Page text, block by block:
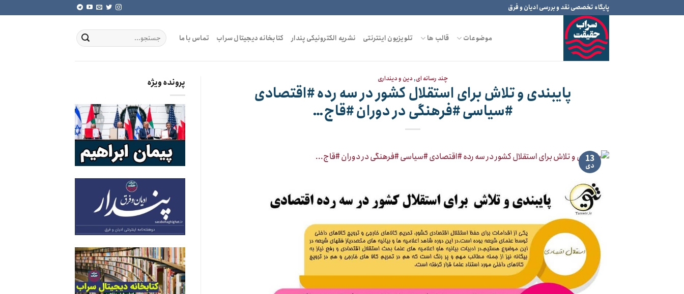
to
پایگاه تخصصی نقد و بررسی ادیان و فرق
موضوعات قالب ها تلویزیون اینترنتی نشریه الکترونیکی پندار کتابخانه دیجیتال سراب تماس با ما
چند رسانه ای,دین و دینداری
پایبندی و تلاش برای استقلال کشور در سه رده #اقتصادی
#سیاسی #فرهنگی در دوران #قاج…
13
دی
پرونده ویژه